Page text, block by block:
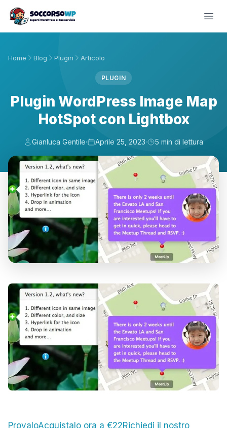
Home Blog Plugin Articolo
PLUGIN
Plugin WordPress Image Map
HotSpot con Lightbox
Gianluca Gentile· Aprile 25, 2023· 5 min di lettura
ProvaloAcquistalo ora a €22Richiedi il nostro